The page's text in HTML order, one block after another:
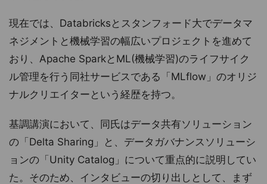
現在では、Databricksとスタンフォード大でデータマ
ネジメントと機械学習の幅広いプロジェクトを進めて
おり、Apache SparkとML(機械学習)のライフサイク
ル管理を行う同社サービスである「MLflow」のオリジ
ナルクリエイターという経歴を持つ。
基調講演において、同氏はデータ共有ソリューション
の「Delta Sharing」と、データガバナンスソリューシ
ョンの「Unity Catalog」について重点的に説明してい
た。そのため、インタビューの切り出しとして、まず